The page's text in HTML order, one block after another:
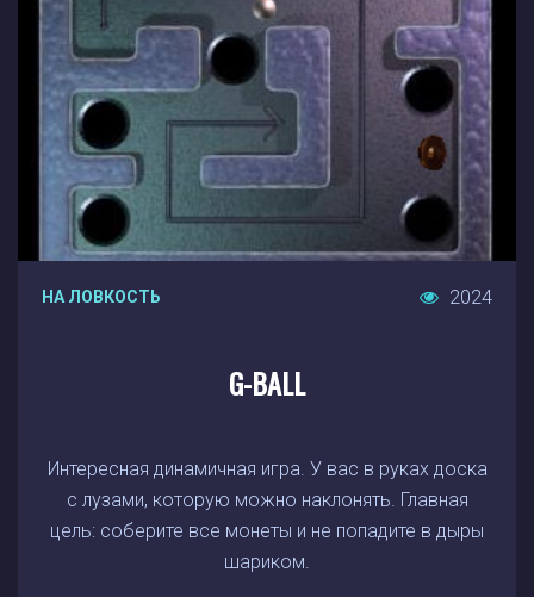
НА ЛОВКОСТЬ 2024
G-BALL
Интересная динамичная игра. У вас в руках доска
с лузами, которую можно наклонять. Главная
цель: соберите все монеты и не попадите в дыры
шариком.